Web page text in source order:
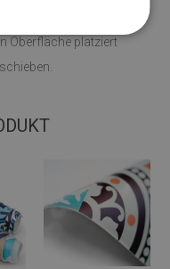
Oberfläche platziert